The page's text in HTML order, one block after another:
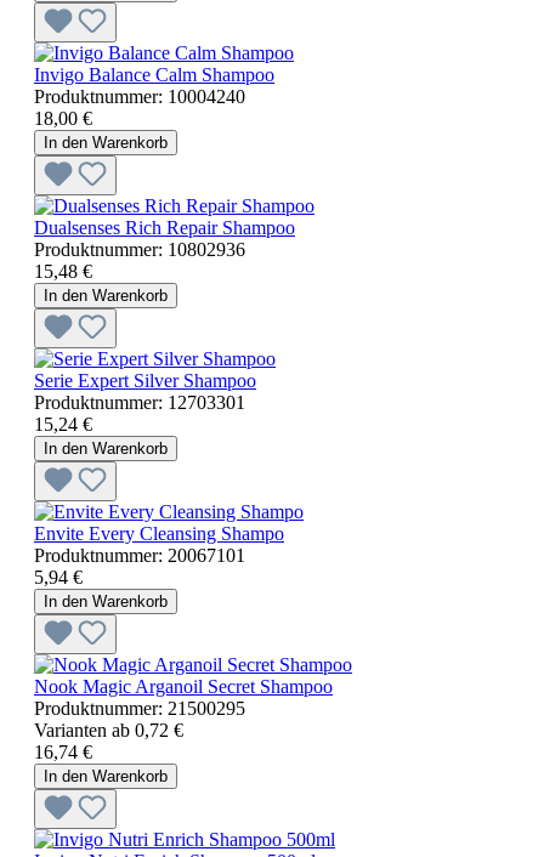
Invigo Balance Calm Shampoo
Produktnummer: 10004240
18,00 €
In den Warenkorb
Dualsenses Rich Repair Shampoo
Produktnummer: 10802936
15,48 €
In den Warenkorb
Serie Expert Silver Shampoo
Produktnummer: 12703301
15,24 €
In den Warenkorb
Envite Every Cleansing Shampo
Produktnummer: 20067101
5,94 €
In den Warenkorb
Nook Magic Arganoil Secret Shampoo
Produktnummer: 21500295
Varianten ab 0,72 €
16,74 €
In den Warenkorb